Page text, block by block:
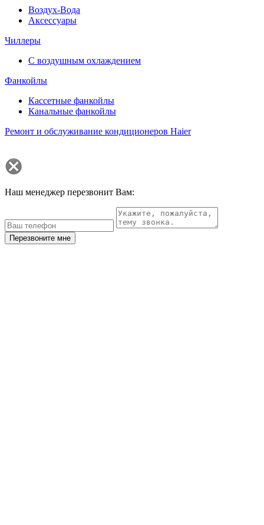
Воздух-Вода
Аксессуары
Чиллеры
С воздушным охлаждением
Фанкойлы
Кассетные фанкойлы
Канальные фанкойлы
Ремонт и обслуживание кондиционеров Haier
Наш менеджер перезвонит Вам:
Перезвоните мне